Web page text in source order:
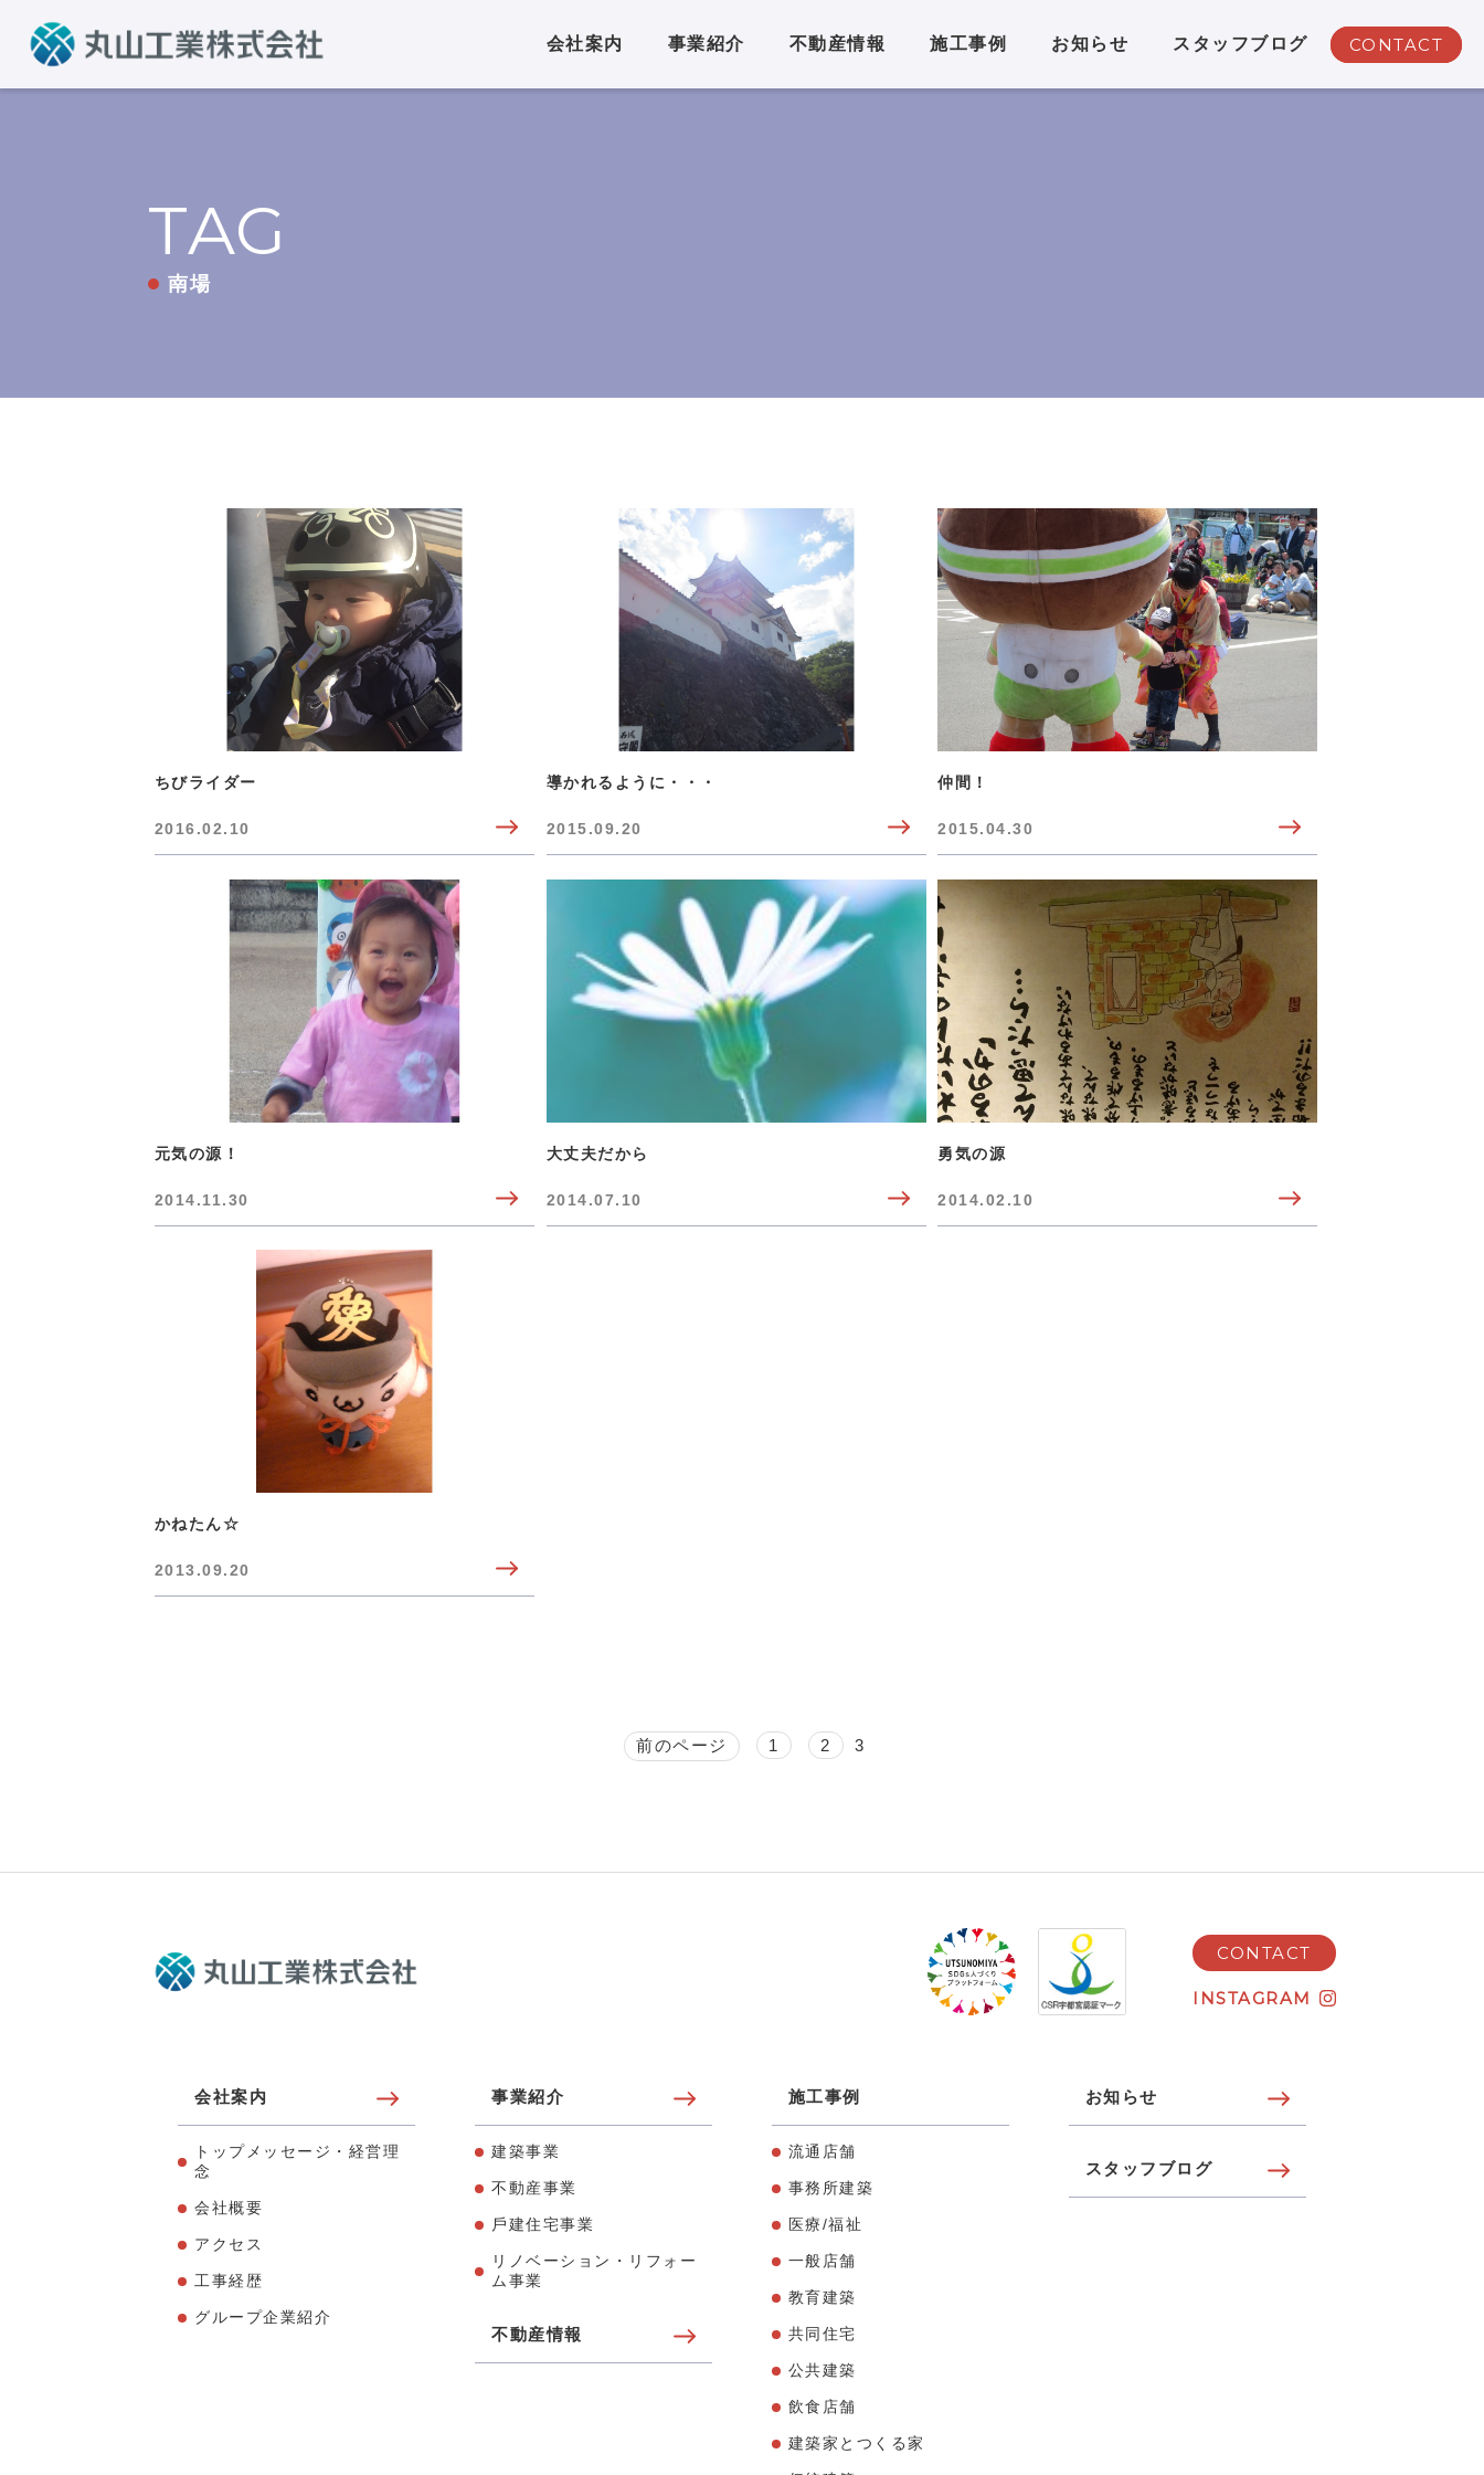
会社案内 事業紹介 不動産情報 施工事例 お知らせ スタッフブログ CONTACT
TAG
南場
ちびライダー
2016.02.10
導かれるように・・・
2015.09.20
仲間！
2015.04.30
元気の源！
2014.11.30
大丈夫だから
2014.07.10
勇気の源
2014.02.10
かねたん☆
2013.09.20
前のページ 1 2 3
CONTACT
INSTAGRAM
会社案内
トップメッセージ・経営理
念
会社概要
アクセス
工事経歴
グループ企業紹介
事業紹介
建築事業
不動産事業
⼾建住宅事業
リノベーション・リフォー
ム事業
不動産情報
施工事例
流通店舗
事務所建築
医療/福祉
⼀般店舗
教育建築
共同住宅
公共建築
飲⾷店舗
建築家とつくる家
お知らせ
スタッフブログ